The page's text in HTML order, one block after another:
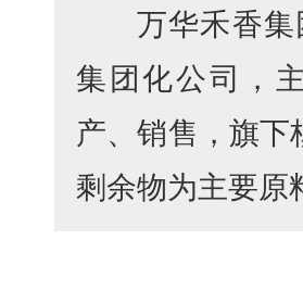
万华禾香
集团化公司，
产、销售，旗下
剩余物为主要原